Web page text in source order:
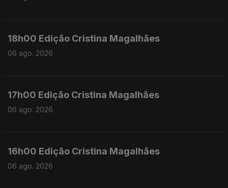
18h00 Edição Cristina Magalhães
06 ago. 2026
17h00 Edição Cristina Magalhães
06 ago. 2026
16h00 Edição Cristina Magalhães
06 ago. 2026